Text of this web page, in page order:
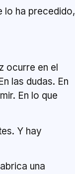
lo ha precedido,
ocurre en el
las dudas. En
En lo que
Y hay
una